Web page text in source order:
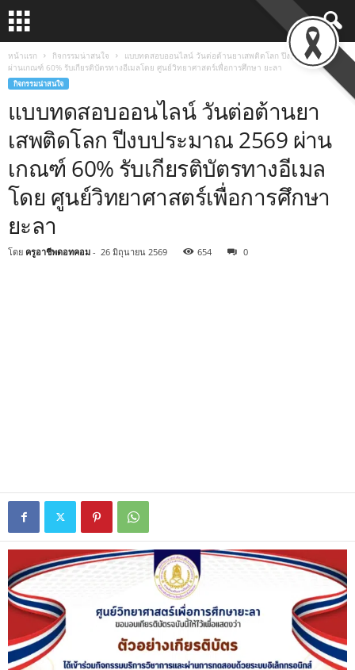
หน้าแรก กิจกรรมน่าสนใจ
แบบทดสอบออนไลน์ วันต่อต้านยาเสพติดโลก ปีงบประมาณ 2569
ผ่านเกณฑ์ 60% รับเกียรติบัตรทางอีเมลโดย ศูนย์วิทยาศาสตร์เพื่อการศึกษา ยะลา
กิจกรรมน่าสนใจ
แบบทดสอบออนไลน์ วันต่อต้านยา
เสพติดโลก ปีงบประมาณ 2569 ผ่าน
เกณฑ์ 60% รับเกียรติบัตรทางอีเมล
โดย ศูนย์วิทยาศาสตร์เพื่อการศึกษา
ยะลา
โดย ครูอาชีพดอทคอม - 26 มิถุนายน 2569 654 0